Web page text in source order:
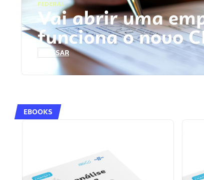
FEDERAL
Vai abrir uma
funciona o novo
ACESSAR
EBOOKS